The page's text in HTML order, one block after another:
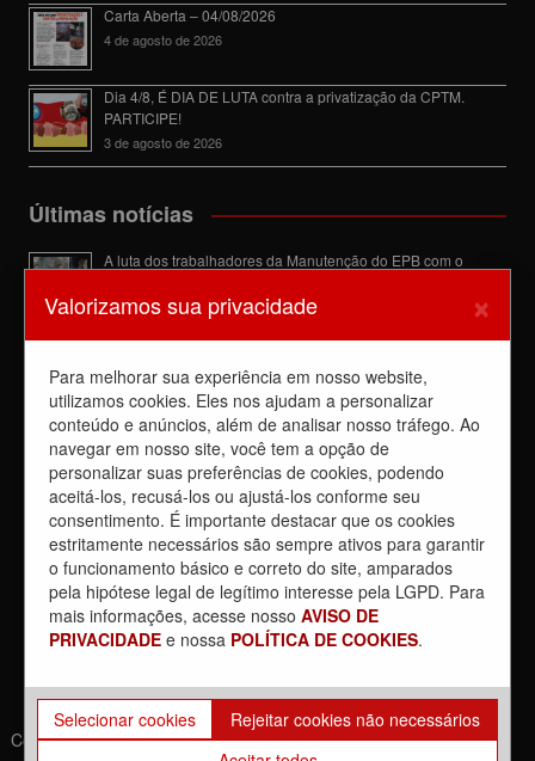
Carta Aberta – 04/08/2026
4 de agosto de 2026
Dia 4/8, É DIA DE LUTA contra a privatização da CPTM.
PARTICIPE!
3 de agosto de 2026
Últimas notícias
A luta dos trabalhadores da Manutenção do EPB com o
6 de agosto de 2026
Dia de luta! Ferroviários mostram que a luta é o caminho e
5 de agosto de 2026
Dia 4/8, É DIA DE LUTA contra a privatização da CPTM.
PARTICIPE!
3 de agosto de 2026
Reunião com Manutenção do EPB, com a Inspeção de Via e
com a chefia da área
31 de julho de 2026
Sobre a REUNIÃO entre o Sindicato e o Metrus
30 de julho de 2026
Copyrights © 2021. Todos os direitos reservados. | Desenvolvido
Valorizamos sua privacidade ×
Para melhorar sua experiência em nosso website,
utilizamos cookies. Eles nos ajudam a personalizar
conteúdo e anúncios, além de analisar nosso tráfego. Ao
navegar em nosso site, você tem a opção de
personalizar suas preferências de cookies, podendo
aceitá-los, recusá-los ou ajustá-los conforme seu
consentimento. É importante destacar que os cookies
estritamente necessários são sempre ativos para garantir
o funcionamento básico e correto do site, amparados
pela hipótese legal de legítimo interesse pela LGPD. Para
mais informações, acesse nosso AVISO DE
PRIVACIDADE e nossa POLÍTICA DE COOKIES.
Selecionar cookies
Rejeitar cookies não necessários